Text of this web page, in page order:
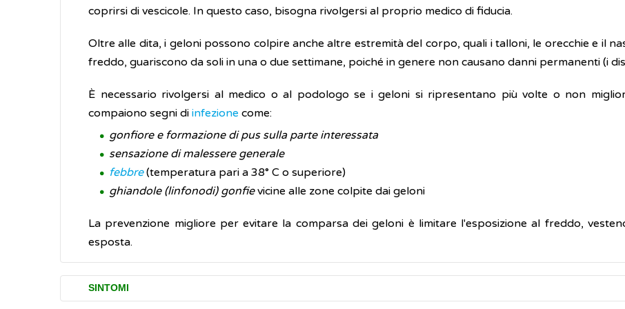
coprirsi di vescicole. In questo caso, bisogna rivolgersi al proprio medico di fiducia.
Oltre alle dita, i geloni possono colpire anche altre estremità del corpo, quali i talloni, le orecchie e il
freddo, guariscono da soli in una o due settimane, poiché in genere non causano danni permanenti (i
È necessario rivolgersi al medico o al podologo se i geloni si ripresentano più volte o non
compaiono segni di infezione come:
gonfiore e formazione di pus sulla parte interessata
sensazione di malessere generale
febbre (temperatura pari a 38° C o superiore)
ghiandole (linfonodi) gonfievicine alle zone colpite dai geloni
La prevenzione migliore per evitare la comparsa dei geloni è limitare l'esposizione al freddo,
esposta.
SINTOMI